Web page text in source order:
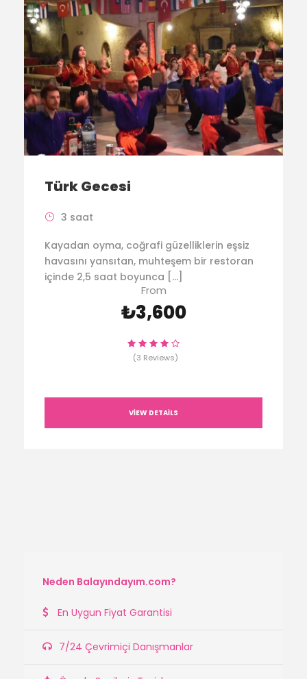
Türk Gecesi
3 saat
Kayadan oyma, coğrafi güzelliklerin eşsiz
havasını yansıtan, muhteşem bir restoran
içinde 2,5 saat boyunca […]
From
₺3,600
(3 Reviews)
VIEW DETAILS
Neden Balayındayım.com?
En Uygun Fiyat Garantisi
7/24 Çevrimiçi Danışmanlar